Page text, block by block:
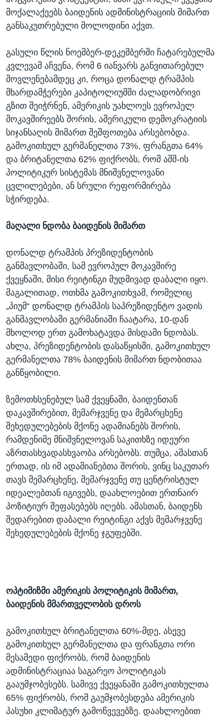
მოქალაქეებს ბაიდენის ადმინისტრაციის მიმართ
განსაკუთრებული მოლოდინი აქვთ.
გასული წლის ნოემბერ-დეკემბერში ჩატარებულმა
კვლევამ აჩვენა, რომ 6 იანვარს განვითარებულ
მოვლენებამდეც კი, როცა დონალდ ტრამპის
მხარდამჭერები კაპიტოლიუმში ძალადობრივი
გზით შეიჭრნენ, ამერიკის უახლოეს ევროპელ
მოკავშირეებს შორის, ამერიკული დემოკრატიის
სიჯანსაღის მიმართ შეშფოთება არსებობდა.
გამოკითხულ გერმანელთა 73%, ფრანგთა 64%
და ბრიტანელთა 62% ფიქრობს, რომ აშშ-ის
პოლიტიკურ სისტემას მნიშვნელოვანი
ცვლილებები, ან სრული რეფორმირება
სჭირდება.
მაღალი ნდობა ბაიდენის მიმართ
დონალდ ტრამპის პრეზიდენტობის
განმავლობაში, სამ ევროპულ მოკავშირე
ქვეყნაში, მისი რეიტინგი მუდმივად დაბალი იყო.
მაგალითად, ოთხმა გამოკითხვამ, რომელიც
„პიუმ“ დონალდ ტრამპის საპრეზიდენტო ვადის
განმავლობაში გერმანიაში ჩაატარა, 10-დან
მხოლოდ ერთ გამოხატავდა მისდამი ნდობას.
ახლა, პრეზიდენტობის დასაწყისში, გამოკითხულ
გერმანელთა 78% ბაიდენის მიმართ ნდობითაა
განწყობილი.
ზემოთხსენებულ სამ ქვეყნაში, ბაიდენთან
დაკავშირებით, მემარჯვენე და მემარცხენე
შეხედულებების მქონე ადამიანებს შორის,
რამდენიმე მნიშვნელოვან საკითხზე იდეური
აზრთასხვადასხვაობა არსებობს. თუმცა, ამასთან
ერთად, ის იმ ადამიანებთა შორის, ვინც საკუთარ
თავს მემარცხენე, მემარჯვენე თუ ცენტრისტულ
იდეალებთან იგივებს, დაახლოებით ერთნაირ
პოზიტიურ შეფასებებს იღებს. ამასთან, ბაიდენს
შედარებით დაბალი რეიტინგი აქვს მემარჯვენე
შეხედულებების მქონე ჯგუფებში.
ოპტიმიზმი ამერიკის პოლიტიკის მიმართ,
ბაიდენის მმართველობის დროს
გამოკითხულ ბრიტანელთა 60%-მდე, ასევე
გამოკითხულ გერმანელთა და ფრანგთა ორი
მესამედი ფიქრობს, რომ ბაიდენის
ადმინისტრაციაა საგარეო პოლიტიკას
გააუმჯობესებს. სამივე ქვეყანაში გამოკითხულთა
65% ფიქრობს, რომ გაუმჯობესდება ამერიკის
პასუხი კლიმატურ გამოწვევებზე. დაახლოებით